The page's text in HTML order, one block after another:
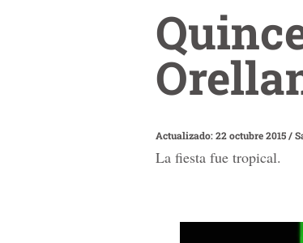
Actualizado: 22 octubre 2015/
La fiesta fue tropical.